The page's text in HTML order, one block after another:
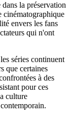
la préservation
cinématographique
envers les fans
qui n'ont
séries continuent
que certaines
à des
pour ces
culture